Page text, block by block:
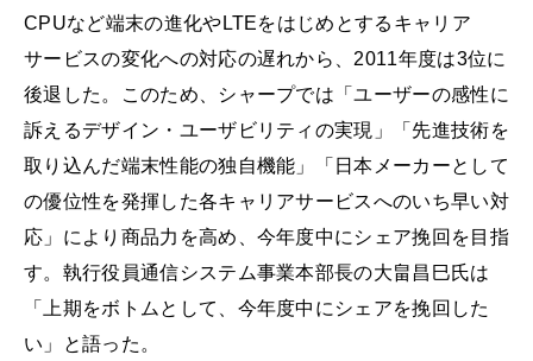
CPUなど端末の進化やLTEをはじめとするキャリア
サービスの変化への対応の遅れから、2011年度は3位に
後退した。このため、シャープでは「ユーザーの感性に
訴えるデザイン・ユーザビリティの実現」「先進技術を
取り込んだ端末性能の独自機能」「日本メーカーとして
の優位性を発揮した各キャリアサービスへのいち早い対
応」により商品力を高め、今年度中にシェア挽回を目指
す。執行役員通信システム事業本部長の大畠昌巳氏は
「上期をボトムとして、今年度中にシェアを挽回した
い」と語った。